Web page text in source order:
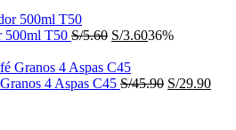
500ml T50 S/5.60 El
original
era:
S/3.60El
es:
36%
4 Aspas C45 S/45.90 El
S/29.90El